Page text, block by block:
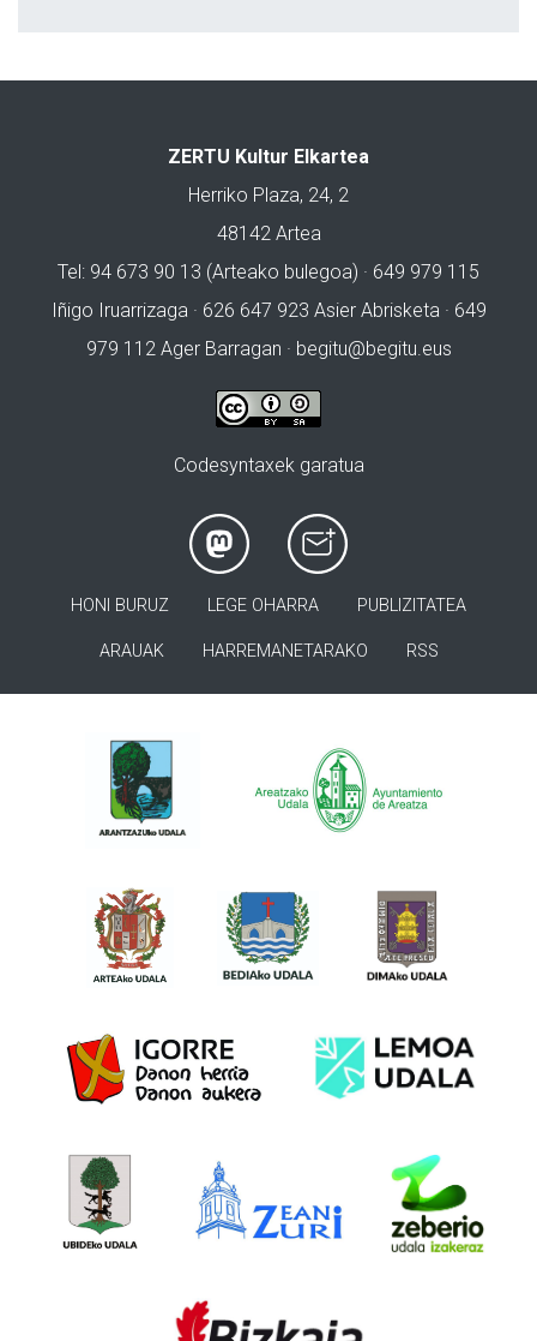
ZERTU Kultur Elkartea
Herriko Plaza, 24, 2
48142 Artea
Tel: 94 673 90 13 (Arteako bulegoa) · 649 979 115
Iñigo Iruarrizaga · 626 647 923 Asier Abrisketa · 649
979 112 Ager Barragan · begitu@begitu.eus
Codesyntaxek garatua
HONI BURUZ LEGE OHARRA PUBLIZITATEA
ARAUAK HARREMANETARAKO RSS